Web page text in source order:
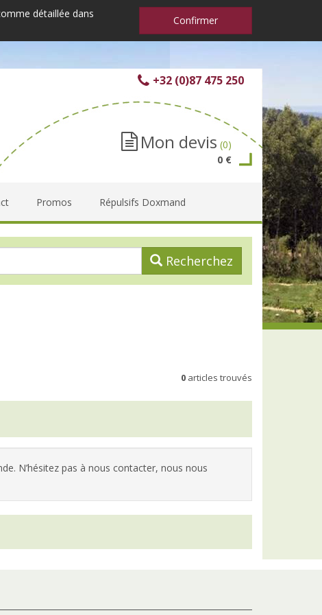
détaillée dans
Confirmer
+32 (0)87 475 250
Mon devis (0)
0 €
Promos Répulsifs Doxmand
Recherchez
0 articles trouvés
N’hésitez pas à nous contacter, nous nous